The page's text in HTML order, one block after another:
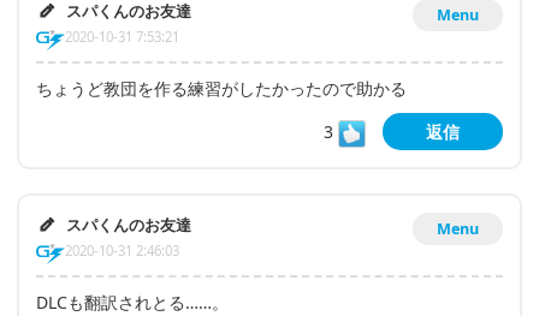
Menu
スパくんのお友達
2020-10-31 7:53:21
ちょうど教団を作る練習がしたかったので助かる
3
返信
Menu
スパくんのお友達
2020-10-31 2:46:03
DLCも翻訳されとる……。